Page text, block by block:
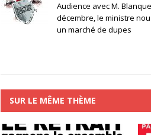
Audience avec M.
décembre, le ministre
un marché de dupes
SUR LE MÊME THÈME